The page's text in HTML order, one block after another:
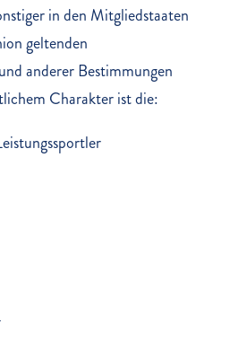
in den Mitgliedstaaten
geltenden
anderer Bestimmungen
Charakter ist die: